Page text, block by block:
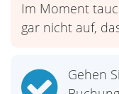
Im Moment
gar nicht auf,
Gehen